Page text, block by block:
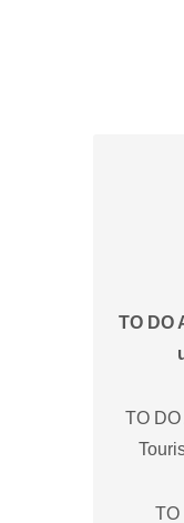
TO DO
TO
TO